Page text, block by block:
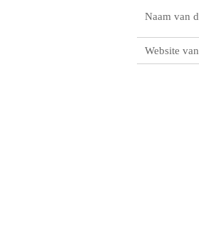
Naam van
Website